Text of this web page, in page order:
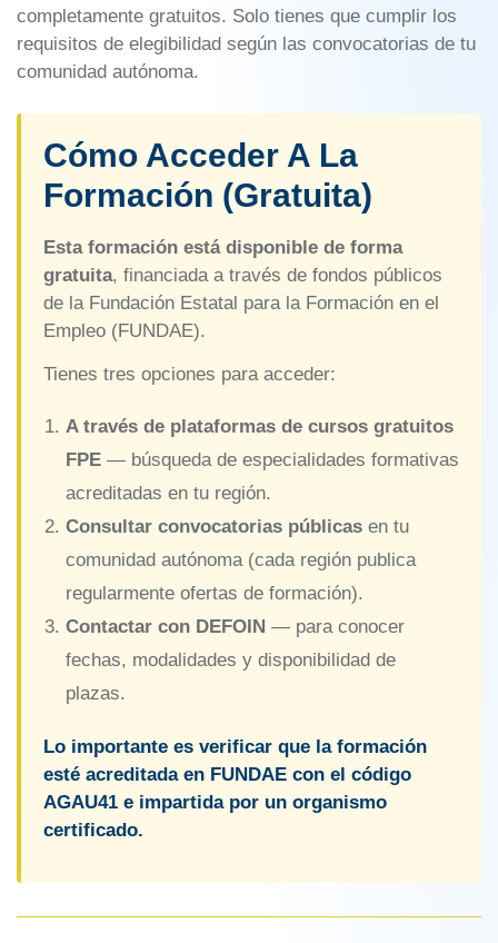
completamente gratuitos. Solo tienes que cumplir los
requisitos de elegibilidad según las convocatorias de tu
comunidad autónoma.
Cómo Acceder A La
Formación (Gratuita)
Esta formación está disponible de forma
gratuita, financiada a través de fondos públicos
de la Fundación Estatal para la Formación en el
Empleo (FUNDAE).
Tienes tres opciones para acceder:
A través de plataformas de cursos gratuitos
FPE — búsqueda de especialidades formativas
acreditadas en tu región.
Consultar convocatorias públicas en tu
comunidad autónoma (cada región publica
regularmente ofertas de formación).
Contactar con DEFOIN — para conocer
fechas, modalidades y disponibilidad de
plazas.
Lo importante es verificar que la formación
esté acreditada en FUNDAE con el código
AGAU41 e impartida por un organismo
certificado.